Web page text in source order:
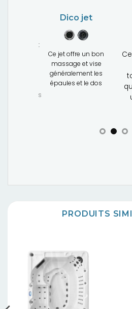
a un effet
et le dos
Dico jet
Ce jet offre un bon
massage et vise
généralement les
épaules et le dos
PRODUITS